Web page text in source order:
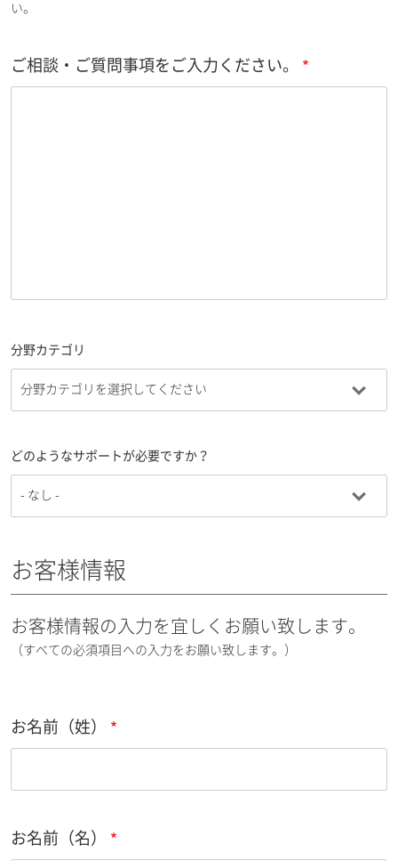
い。
ご相談・ご質問事項をご入力ください。
分野カテゴリ
どのようなサポートが必要ですか？
お客様情報
お客様情報の入力を宜しくお願い致します。
（すべての必須項目への入力をお願い致します。）
お名前（姓）
お名前（名）